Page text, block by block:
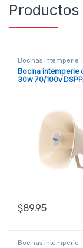
Bocinas Intemperie
Bocina intemperie
30w 70/100v
$89.95
Bocinas Intemperie